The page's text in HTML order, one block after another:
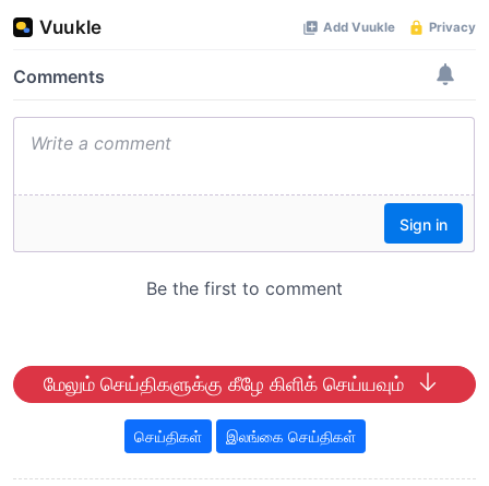
மேலும் செய்திகளுக்கு கீழே கிளிக் செய்யவும்
செய்திகள் இலங்கை செய்திகள்